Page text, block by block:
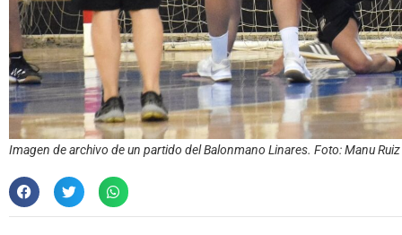
Imagen de archivo de un partido del Balonmano Linares. Foto: Manu Ruiz